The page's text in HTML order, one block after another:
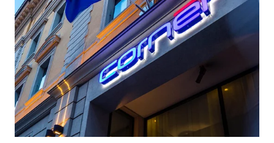
Wie Adnovum ein fragmentiertes
Identitätssystem in eine starke Nevis-
Lösung zusammenführte
Dank der kompetenten Umsetzung durch
Adnovum kann Cornèr Banca den vollen Nutzen
aus der Nevis Security Suite ziehen